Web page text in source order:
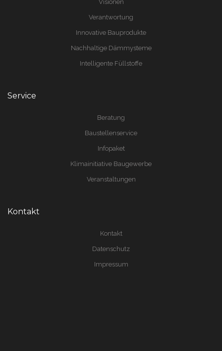
Visionen
Verantwortung
Innovative Bauprodukte
Nachhaltige Dämmysteme
Intelligente Füllstoffe
Service
Beratung
Baustellenservice
Infopaket
Klimainitiative Baugewerbe
Veranstaltungen
Kontakt
Kontakt
Datenschutz
Impressum